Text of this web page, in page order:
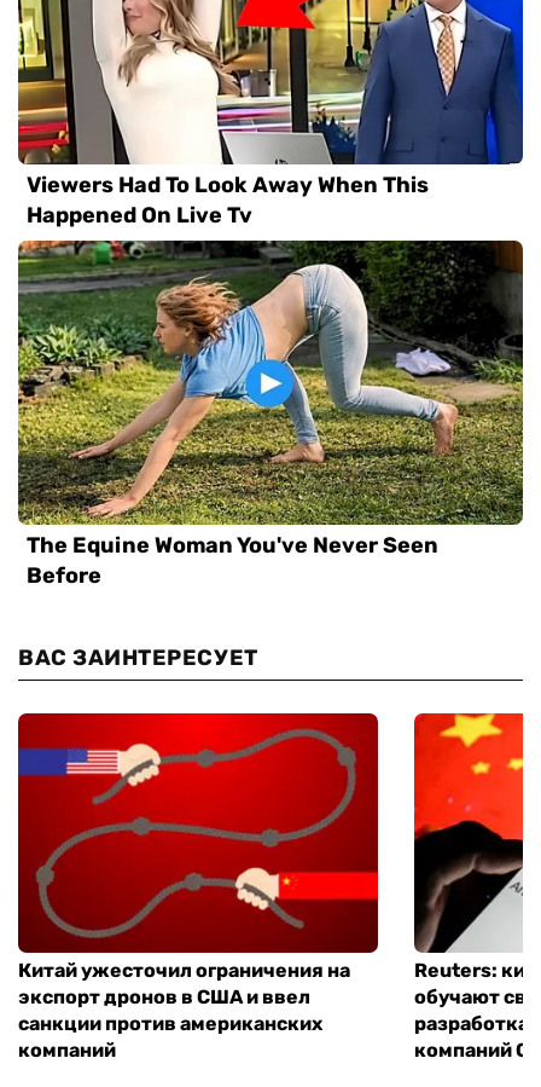
ВАС ЗАИНТЕРЕСУЕТ
Китай ужесточил ограничения на
экспорт дронов в США и ввел
санкции против американских
компаний
Reuters:
обучают
компаний